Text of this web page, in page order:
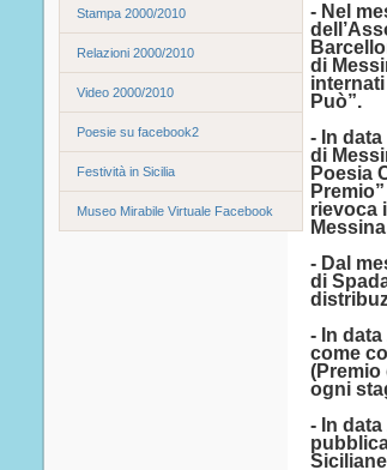
Stampa 2000/2010
Relazioni 2000/2010
Video 2000/2010
Poesie su facebook2
Festività in Sicilia
Museo Mirabile Virtuale Facebook
- Nel
di
Può”.
- In
di
Poesia
rievoca
- Dal
di
- In
come
(Premio
ogni
- In